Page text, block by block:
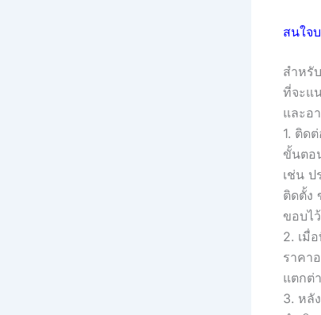
สนใจ
สำหรั
ที่จะแ
และอ
1. ติด
ขั้นตอ
เช่น
ติดตั้ง
ขอบไ
2. เมื่
ราคา
แตกต่
3. หลั